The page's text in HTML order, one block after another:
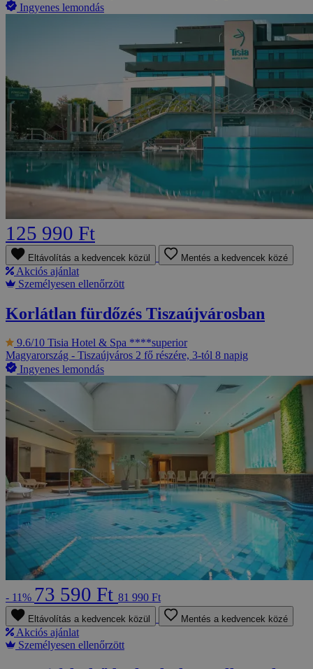
Ingyenes lemondás
125 990 Ft
Eltávolítás a kedvencek közül Mentés a kedvencek közé
Akciós ajánlat
Személyesen ellenőrzött
Korlátlan fürdőzés Tiszaújvárosban
9.6/10 Tisia Hotel & Spa ****superior
Magyarország - Tiszaújváros 2 fő részére, 3-tól 8 napig
Ingyenes lemondás
- 11% 73 590 Ft 81 990 Ft
Eltávolítás a kedvencek közül Mentés a kedvencek közé
Akciós ajánlat
Személyesen ellenőrzött